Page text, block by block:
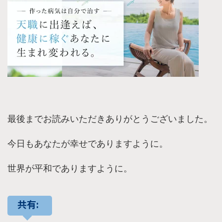
最後までお読みいただきありがとうございました。
今日もあなたが幸せでありますように。
世界が平和でありますように。
共有: